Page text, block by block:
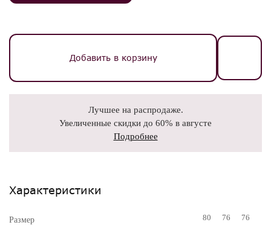
Добавить в корзину
Лучшее на распродаже.
Увеличенные скидки до 60% в августе
Подробнее
Характеристики
Размер 80 76 76